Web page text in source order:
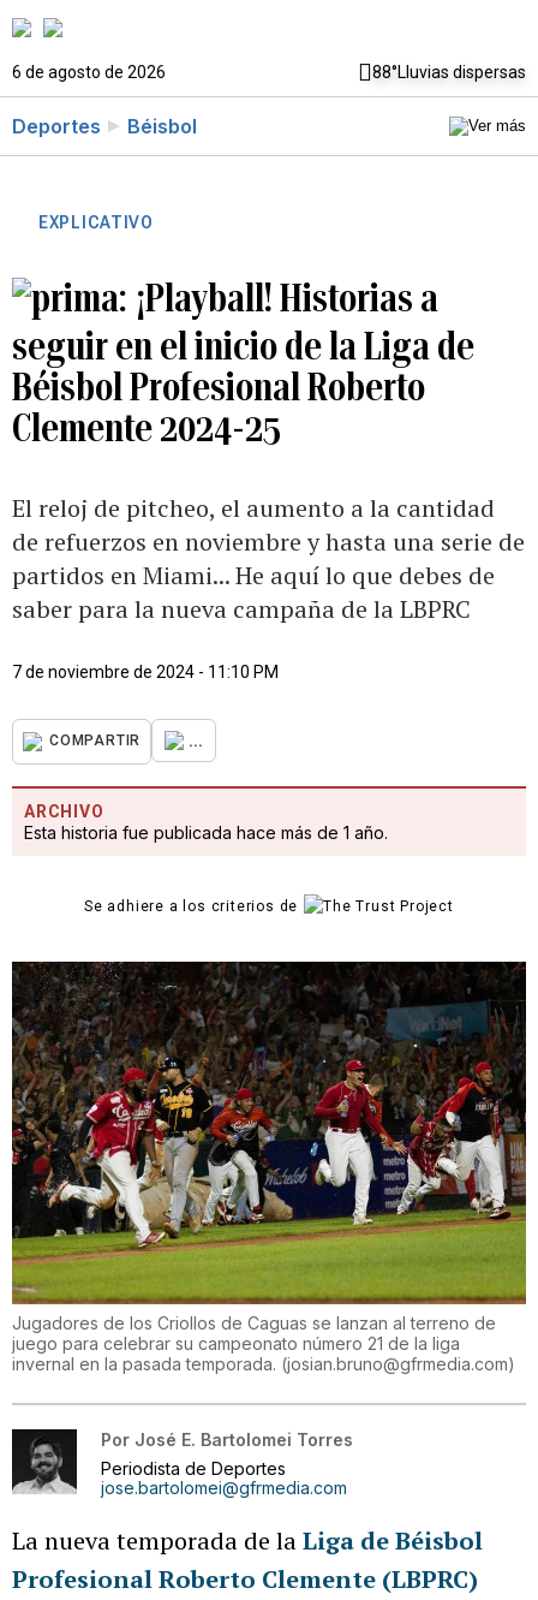
6 de agosto de 2026 88°Lluvias dispersas
Deportes Béisbol
EXPLICATIVO
¡Playball! Historias a
seguir en el inicio de la Liga de
Béisbol Profesional Roberto
Clemente 2024-25
El reloj de pitcheo, el aumento a la cantidad
de refuerzos en noviembre y hasta una serie de
partidos en Miami... He aquí lo que debes de
saber para la nueva campaña de la LBPRC
7 de noviembre de 2024 - 11:10 PM
COMPARTIR ...
ARCHIVO
Esta historia fue publicada hace más de 1 año.
Se adhiere a los criterios de
Jugadores de los Criollos de Caguas se lanzan al terreno de
juego para celebrar su campeonato número 21 de la liga
invernal en la pasada temporada. (josian.bruno@gfrmedia.com)
Por José E. Bartolomei Torres
Periodista de Deportes
jose.bartolomei@gfrmedia.com
La nueva temporada de laLiga de Béisbol
Profesional Roberto Clemente (LBPRC)